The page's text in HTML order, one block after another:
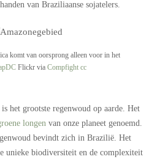
van Braziliaanse sojatelers.
komt van oorsprong alleen voor in het
Flickr via Compfight cc
het grootste regenwoud op aarde. Het
longen van onze planeet genoemd.
bevindt zich in Brazilië. Het
unieke biodiversiteit en de complexiteit